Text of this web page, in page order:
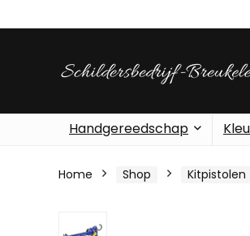
Handgereedschap
Home Shop Kitpistolen